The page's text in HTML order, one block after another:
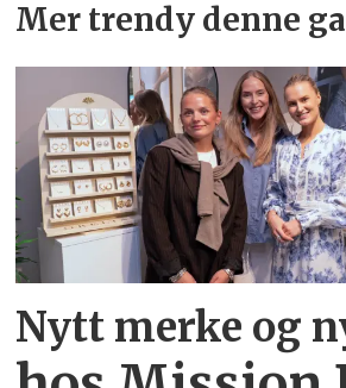
Mer trendy denne
Nytt merke og